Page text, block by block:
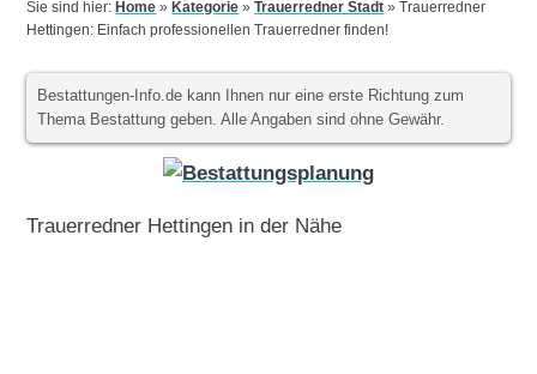
Sie sind hier: Home » Kategorie »Trauerredner Stadt »Trauerredner
Hettingen: Einfach professionellen Trauerredner finden!
Bestattungen-Info.de kann Ihnen nur eine erste Richtung zum
Thema Bestattung geben. Alle Angaben sind ohne Gewähr.
Trauerredner Hettingen in der Nähe